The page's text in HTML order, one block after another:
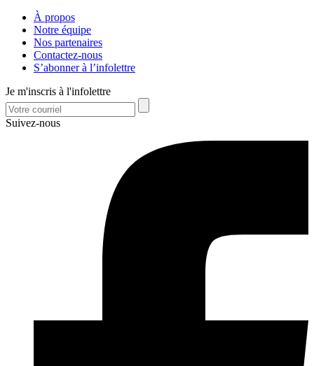
À propos
Notre équipe
Nos partenaires
Contactez-nous
S’abonner à l’infolettre
Je m'inscris à l'infolettre
Suivez-nous